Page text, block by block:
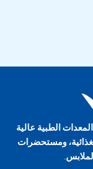
المعدات الطبية عالية
ومستحضرات
.